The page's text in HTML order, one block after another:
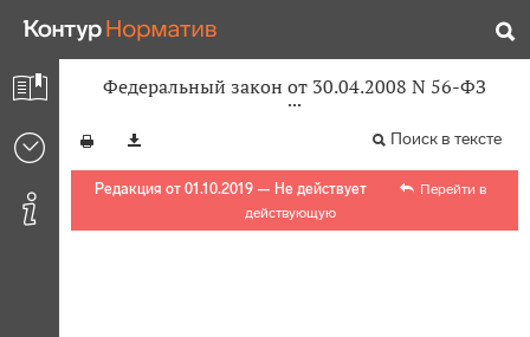
Федеральный закон от 30.04.2008 N 56-ФЗ
Поиск в тексте
Редакция от 01.10.2019 — Не действует
Перейти в
действующую